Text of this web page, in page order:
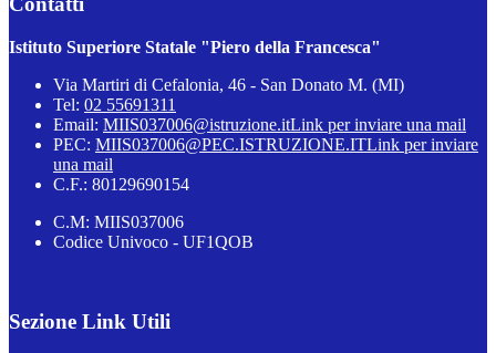
Istituto Superiore Statale "Piero della Francesca"
Via Martiri di Cefalonia, 46 - San Donato M. (MI)
Tel: 02 55691311
Email: MIIS037006@istruzione.itLink per inviare una mail
PEC: MIIS037006@PEC.ISTRUZIONE.ITLink per inviare
una mail
C.F.: 80129690154
C.M: MIIS037006
Codice Univoco - UF1QOB
Sezione Link Utili